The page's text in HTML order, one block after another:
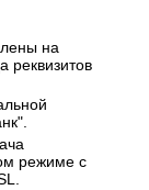
на
режиме с